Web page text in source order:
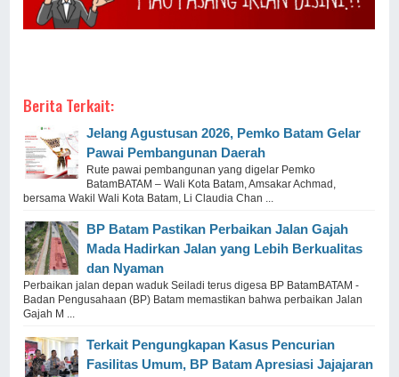
Berita Terkait:
Jelang Agustusan 2026, Pemko Batam Gelar
Pawai Pembangunan Daerah
Rute pawai pembangunan yang digelar Pemko
BatamBATAM – Wali Kota Batam, Amsakar Achmad,
bersama Wakil Wali Kota Batam, Li Claudia Chan ...
BP Batam Pastikan Perbaikan Jalan Gajah
Mada Hadirkan Jalan yang Lebih Berkualitas
dan Nyaman
Perbaikan jalan depan waduk Seiladi terus digesa BP BatamBATAM -
Badan Pengusahaan (BP) Batam memastikan bahwa perbaikan Jalan
Gajah M ...
Terkait Pengungkapan Kasus Pencurian
Fasilitas Umum, BP Batam Apresiasi Jajajaran